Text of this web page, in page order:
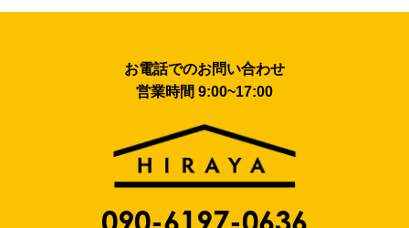
お電話でのお問い合わせ
営業時間 9:00~17:00